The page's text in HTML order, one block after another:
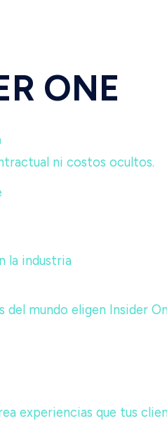
ONE
ni costos ocultos.
la industria
del mundo eligen Insider
experiencias que tus